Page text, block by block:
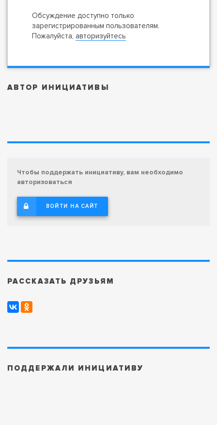
Обсуждение доступно только
зарегистрированным пользователям.
Пожалуйста, авторизуйтесь
АВТОР ИНИЦИАТИВЫ
Чтобы поддержать инициативу, вам необходимо
авторизоваться
ВОЙТИ НА САЙТ
РАССКАЗАТЬ ДРУЗЬЯМ
ПОДДЕРЖАЛИ ИНИЦИАТИВУ